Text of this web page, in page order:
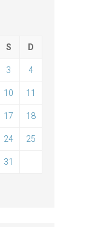
S D
3 4
10 11
17 18
24 25
31